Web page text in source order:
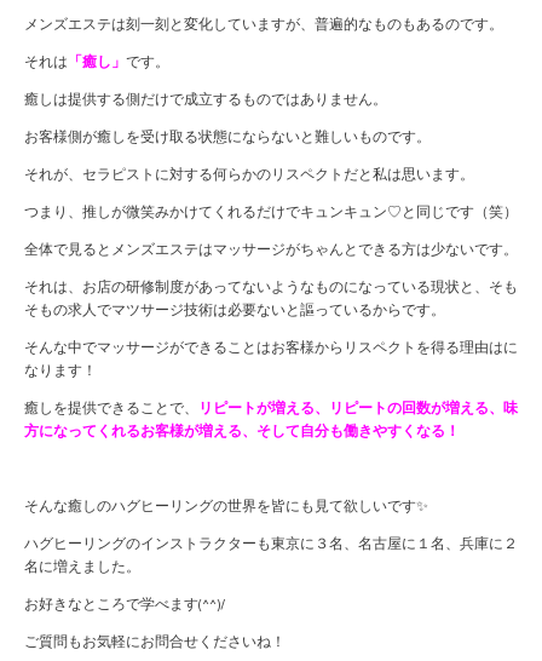
メンズエステは刻一刻と変化していますが、普遍的なものもあるのです。
それは 「癒し」 です。
癒しは提供する側だけで成立するものではありません。
お客様側が癒しを受け取る状態にならないと難しいものです。
それが、セラピストに対する何らかのリスペクトだと私は思います。
つまり、推しが微笑みかけてくれるだけでキュンキュン♡と同じです（笑）
全体で見るとメンズエステはマッサージがちゃんとできる方は少ないです。
それは、お店の研修制度があってないようなものになっている現状と、そも
そもの求人でマツサージ技術は必要ないと謳っているからです。
そんな中でマッサージができることはお客様からリスペクトを得る理由はに
なります！
癒しを提供できることで、
リピートが増える、リピートの回数が増える、味
方になってくれるお客様が増える、そして自分も働きやすくなる！
そんな癒しのハグヒーリングの世界を皆にも見て欲しいです✨
ハグヒーリングのインストラクターも東京に３名、名古屋に１名、兵庫に２
名に増えました。
お好きなところで学べます(^^)/
ご質問もお気軽にお問合せくださいね！